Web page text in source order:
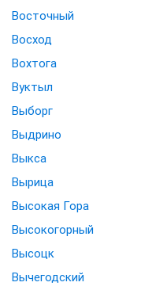
Восточный
Восход
Вохтога
Вуктыл
Выборг
Выдрино
Выкса
Вырица
Высокая Гора
Высокогорный
Высоцк
Вычегодский